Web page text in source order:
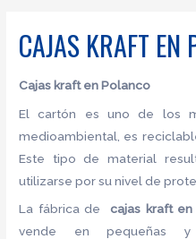
CAJAS KRAFT EN
Cajas kraft en Polanco
El cartón es uno de los
medioambiental, es
Este tipo de material
utilizarse por su nivel de
La fábrica decajas kraft en
vende en pequeñas y